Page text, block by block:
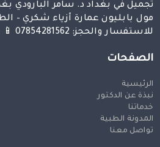
تجميل في بغداد د. سامر البارودي
للاستفسار والحجز: 07854281562 📱 .
الصفحات
الرئيسية
نبذة عن الدكتور
خدماتنا
المدونة الطبية
تواصل معنا